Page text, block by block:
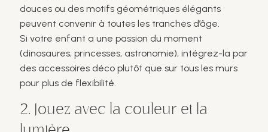
douces ou des motifs géométriques élégants
peuvent convenir à toutes les tranches d’âge.
Si votre enfant a une passion du moment
(dinosaures, princesses, astronomie), intégrez-la par
des accessoires déco plutôt que sur tous les murs
pour plus de flexibilité.
2. Jouez avec la couleur et la